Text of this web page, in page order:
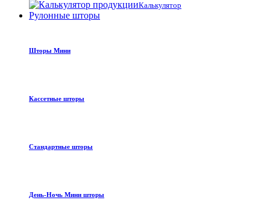
Калькулятор
Рулонные шторы
Шторы Мини
Кассетные шторы
Стандартные шторы
День-Ночь Мини шторы